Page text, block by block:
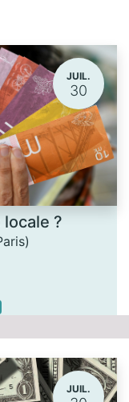
JUIL.
30
?
)
JUIL.